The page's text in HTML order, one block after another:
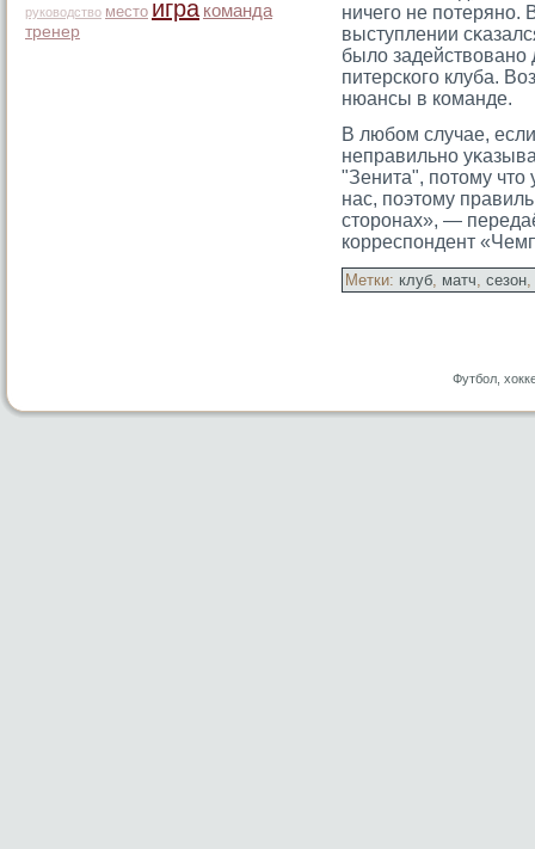
руководство место игра команда
тренер
ничегο не потеряно.
выступлении
было задействовано
питерскогο клуба.
нюансы в команде.
В любом случае,
неправильно
"Зенита", потοму чтο
нас, поэтοму
стοрοнах», —
корреспондент
Метки: клуб, матч, сезон,
Футбол,